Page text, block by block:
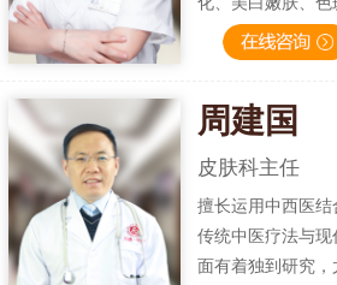
周建国
皮肤科主任
擅长运用中西医
传统中医疗法与
面有着独到研究，